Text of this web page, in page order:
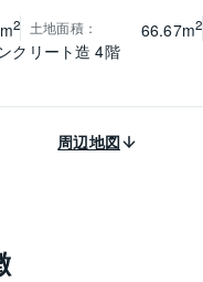
2 土地面積： 66.67m2
クリート造 4階
周辺地図